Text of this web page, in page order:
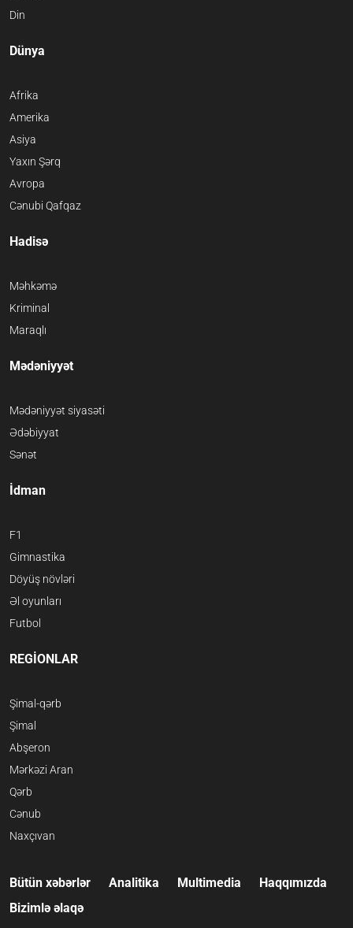
Din
Dünya
Afrika
Amerika
Asiya
Yaxın Şərq
Avropa
Cənubi Qafqaz
Hadisə
Məhkəmə
Kriminal
Maraqlı
Mədəniyyət
Mədəniyyət siyasəti
Ədəbiyyat
Sənət
İdman
F1
Gimnastika
Döyüş növləri
Əl oyunları
Futbol
REGİONLAR
Şimal-qərb
Şimal
Abşeron
Mərkəzi Aran
Qərb
Cənub
Naxçıvan
Bütün xəbərlər Analitika Multimedia
Haqqımızda
Bizimlə əlaqə